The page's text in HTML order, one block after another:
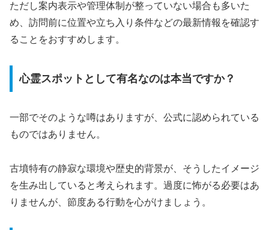
ただし案内表示や管理体制が整っていない場合も多いた
め、訪問前に位置や立ち入り条件などの最新情報を確認す
ることをおすすめします。
心霊スポットとして有名なのは本当ですか？
一部でそのような噂はありますが、公式に認められている
ものではありません。
古墳特有の静寂な環境や歴史的背景が、そうしたイメージ
を生み出していると考えられます。過度に怖がる必要はあ
りませんが、節度ある行動を心がけましょう。